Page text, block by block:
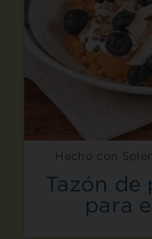
Hecho con
Tazón de
para